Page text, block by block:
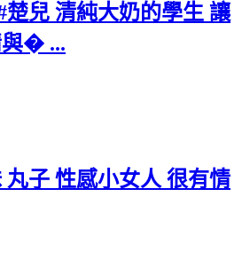
楚兒 清純大奶的學生 讓
與� ...
丸子 性感小女人 很有情